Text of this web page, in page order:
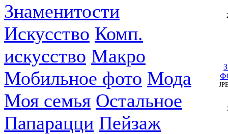
Знаменитости
Искусство Комп.
искусство Макро
Мобильное фото Мода
Моя семья Остальное
Папарацци Пейзаж